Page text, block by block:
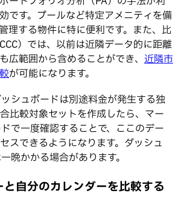
です。プールなど特定アメニティを備
理する物件に特に便利です。また、比
）では、以前は近隣データ的に距離
広範囲から含めることができ、 近隣市
が可能になります。
シュボードは別途料金が発生する独
比較対象セットを作成したら、マー
で一度確認することで、ここのデー
スできるようになります。ダッシュ
晩かかる場合があります。
自分のカレンダーを比較する